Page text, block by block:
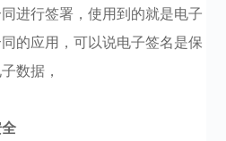
进行签署，使用到的就是电子
的应用，可以说电子签名是保
数据，